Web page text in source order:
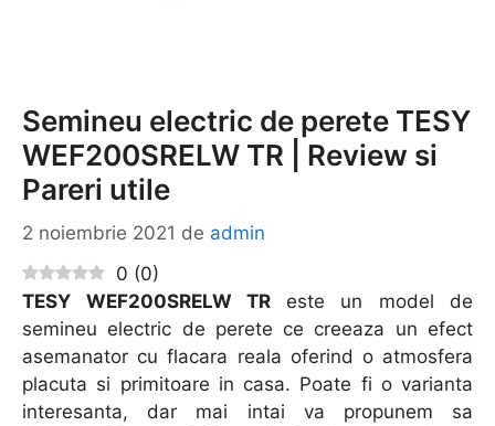
Semineu electric de perete TESY
WEF200SRELW TR | Review si
Pareri utile
2 noiembrie 2021 de admin
0 (0)
TESY WEF200SRELW TR este un model de
semineu electric de perete ce creeaza un efect
asemanator cu flacara reala oferind o atmosfera
placuta si primitoare in casa. Poate fi o varianta
interesanta, dar mai intai va propunem sa